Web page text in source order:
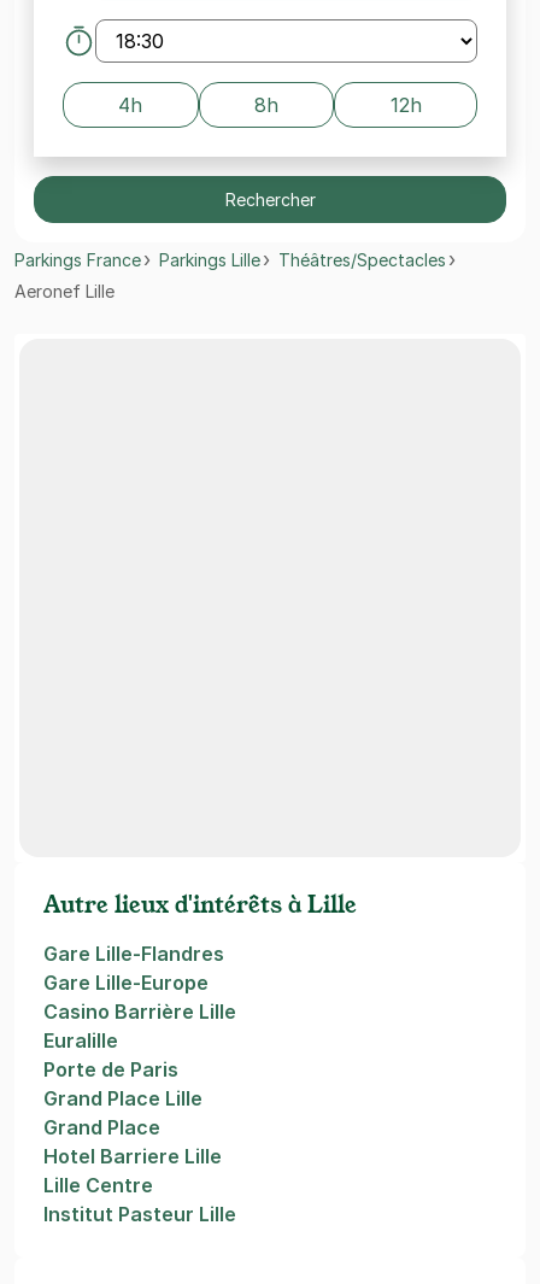
4h 8h 12h
Rechercher
Parkings France Parkings Lille
Théâtres/Spectacles
Aeronef Lille
Autre lieux d'intérêts à Lille
Gare Lille-Flandres
Gare Lille-Europe
Casino Barrière Lille
Euralille
Porte de Paris
Grand Place Lille
Grand Place
Hotel Barriere Lille
Lille Centre
Institut Pasteur Lille